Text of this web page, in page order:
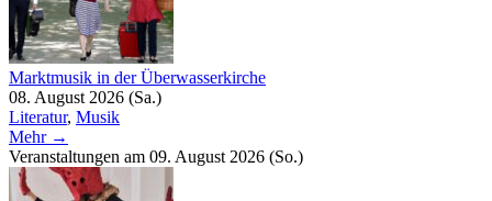
Marktmusik in der Überwasserkirche
08. August 2026 (Sa.)
Literatur, Musik
Mehr →
Veranstaltungen am 09. August 2026 (So.)